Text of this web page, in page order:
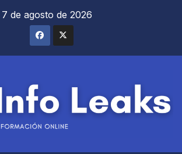
7 de agosto de 2026